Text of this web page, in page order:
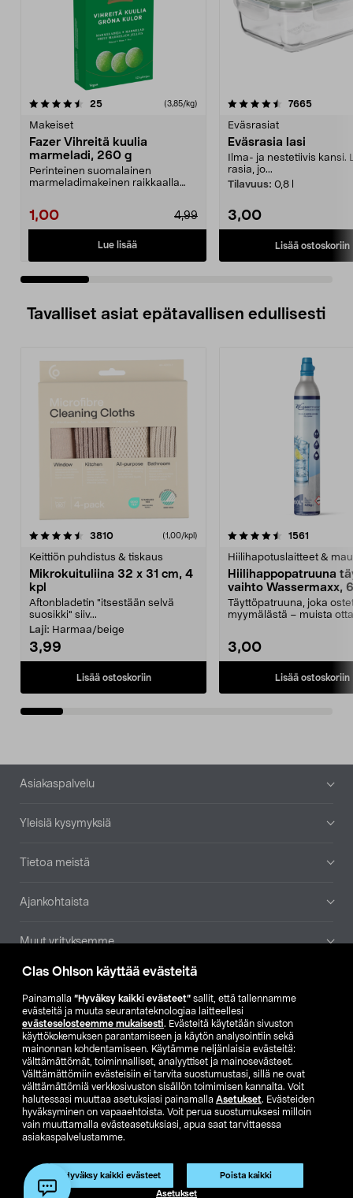
Clas Ohlson käyttää evästeitä
Painamalla ”Hyväksy kaikki evästeet” sallit, että tallennamme
evästeitä ja muuta seurantateknologiaa laitteellesi
evästeselosteemme mukaisesti. Evästeitä käytetään sivuston
käyttökokemuksen parantamiseen ja käytön analysointiin sekä
mainonnan kohdentamiseen. Käytämme neljänlaisia evästeitä:
välttämättömät, toiminnalliset, analyyttiset ja mainosevästeet.
Välttämättömiin evästeisiin ei tarvita suostumustasi, sillä ne ovat
välttämättömiä verkkosivuston sisällön toimimisen kannalta. Voit
halutessasi muuttaa asetuksiasi painamalla Asetukset. Evästeiden
hyväksyminen on vapaaehtoista. Voit perua suostumuksesi milloin
vain muuttamalla evästeasetuksiasi, apua saat tarvittaessa
asiakaspalvelustamme.
Hyväksy kaikki evästeet Poista kaikki
Asetukset
Tuote on poistunut
Tuotenro: 34-5431
25arvostelut (3,85/kg)
Makeiset
Fazer Vihreitä kuulia
marmeladi, 260 g
Perinteinen suomalainen
marmeladimakeinen raikkaalla
1,00 4,99
Lue lisää
4.5 viidestä
7665
Eväsrasiat
Eväsrasia lasi
Ilma- ja nestetiivis kansi.
rasia, jo...
Tilavuus: 0,8 l
3,00
Lisää ostoskoriin
4.5 viidestä
Tavalliset asiat epätavallisen edullisesti
3810arvostelut (1,00/kpl)
Keittiön puhdistus & tiskaus
Mikrokuituliina 32 x 31 cm, 4
kpl
Aftonbladetin "itsestään selvä
suosikki" siiv...
Laji: Harmaa/beige
3,99
Lisää ostoskoriin
4.5viidestä
1561
Hiilihapotuslaitteet &
Hiilihappopatruuna
vaihto Wassermaxx,
Täyttöpatruuna, joka
myymälästä – muista
3,00
Lisää ostoskoriin
4.5viidestä
Alatunniste
Asiakaspalvelu
Yleisiä kysymyksiä
Tietoa meistä
Ajankohtaista
Muut yrityksemme
Etsi myymälä
SE NO FI
FI SV
Näytä hinnat ilman ALV:a